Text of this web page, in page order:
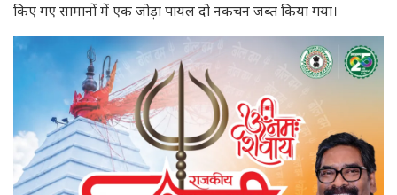
किए गए सामानों में एक जोड़ा पायल दो नकचन जब्त किया गया।